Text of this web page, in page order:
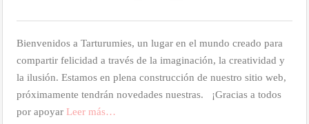
Bienvenidos a Tarturumies, un lugar en el mundo creado para
compartir felicidad a través de la imaginación, la creatividad y
la ilusión. Estamos en plena construcción de nuestro sitio web,
próximamente tendrán novedades nuestras. ¡Gracias a todos
por apoyar Leer más…